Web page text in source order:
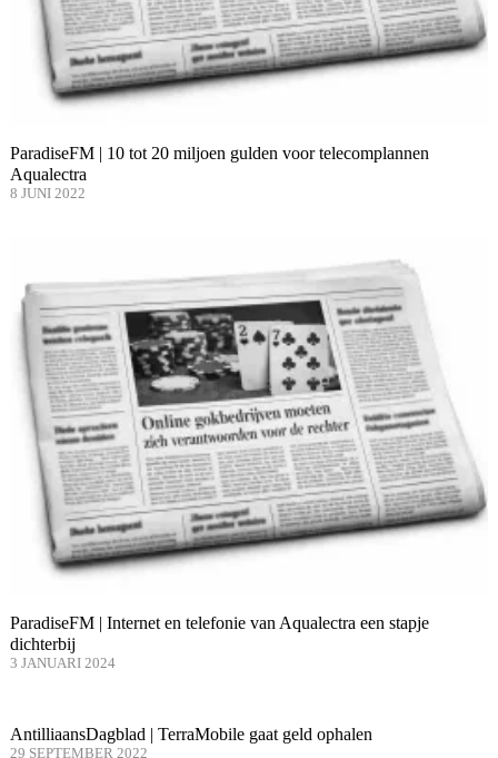
ParadiseFM | 10 tot 20 miljoen gulden voor telecomplannen
Aqualectra
8 JUNI 2022
ParadiseFM | Internet en telefonie van Aqualectra een stapje
dichterbij
3 JANUARI 2024
AntilliaansDagblad | TerraMobile gaat geld ophalen
29 SEPTEMBER 2022